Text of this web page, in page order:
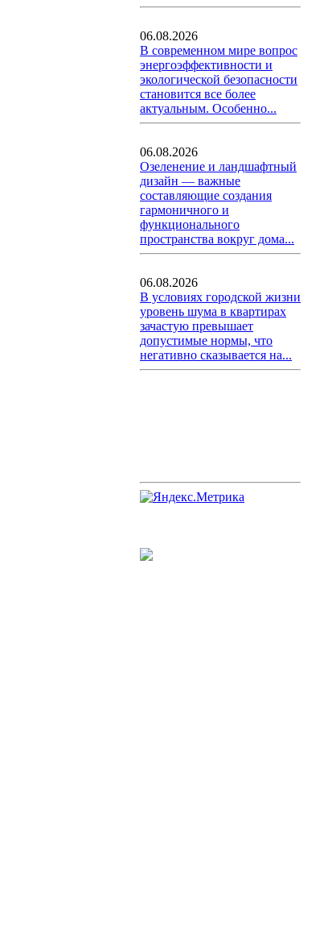
06.08.2026
В современном мире вопрос
энергоэффективности и
экологической безопасности
становится все более
актуальным. Особенно...
06.08.2026
Озеленение и ландшафтный
дизайн — важные
составляющие создания
гармоничного и
функционального
пространства вокруг дома...
06.08.2026
В условиях городской жизни
уровень шума в квартирах
зачастую превышает
допустимые нормы, что
негативно сказывается на...